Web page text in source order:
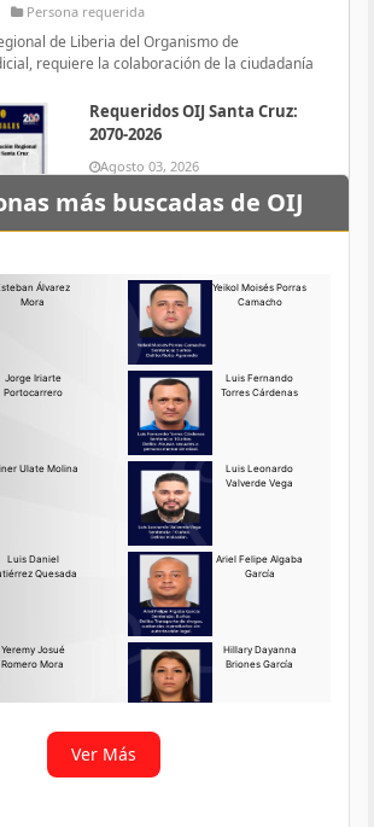
Persona requerida
de Liberia del Organismo de
requiere la colaboración de la ciudadanía
Requeridos OIJ Santa Cruz:
2070-2026
Agosto 03, 2026
Persona requerida
La Delegación Regional de Santa
Requerido OIJ Puntarenas:
2069-2026
Agosto 03, 2026
Persona requerida
La Delegación Regional de
Puntarenas del Organismo de
Investigación
más buscadas de OIJ
Ver Más